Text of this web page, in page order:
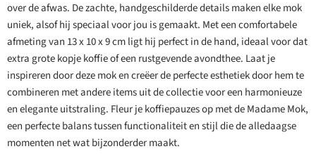
over de afwas. De zachte, handgeschilderde details maken elke mok
uniek, alsof hij speciaal voor jou is gemaakt. Met een comfortabele
afmeting van 13 x 10 x 9 cm ligt hij perfect in de hand, ideaal voor dat
extra grote kopje koffie of een rustgevende avondthee. Laat je
inspireren door deze mok en creëer de perfecte esthetiek door hem te
combineren met andere items uit de collectie voor een harmonieuze
en elegante uitstraling. Fleur je koffiepauzes op met de Madame Mok,
een perfecte balans tussen functionaliteit en stijl die de alledaagse
momenten net wat bijzonderder maakt.